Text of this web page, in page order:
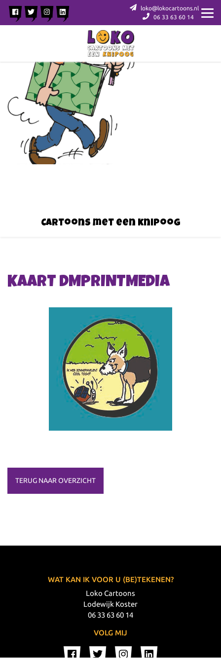
loko@lokocartoons.nl
06 33 63 60 14
Cartoons met een knipoog
KAART DMPRINTMEDIA
TERUG NAAR OVERZICHT
WAT KAN IK VOOR U (BE)TEKENEN?
Loko Cartoons
Lodewijk Koster
06 33 63 60 14
VOLG MIJ